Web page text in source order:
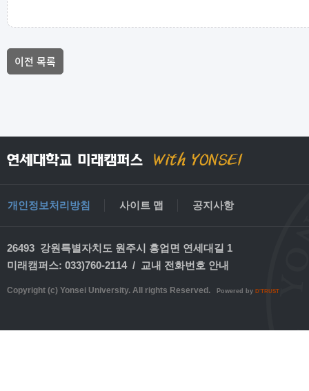
이전 목록
개인정보처리방침 사이트 맵 공지사항
26493 강원특별자치도 원주시 흥업면 연세대길 1
미래캠퍼스: 033)760-2114 / 교내 전화번호 안내
Copyright (c) Yonsei University. All rights Reserved. Powered by D'TRUST